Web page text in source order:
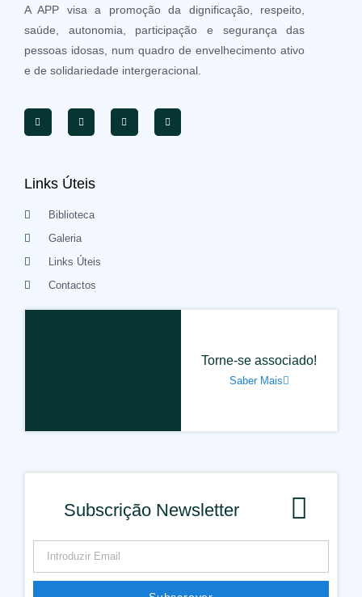
A APP visa a promoção da dignificação, respeito,
saúde, autonomia, participação e segurança das
pessoas idosas, num quadro de envelhecimento ativo
e de solidariedade intergeracional.
Links Úteis
Biblioteca
Galeria
Links Úteis
Contactos
Torne-se associado!
Saber Mais
Subscrição Newsletter